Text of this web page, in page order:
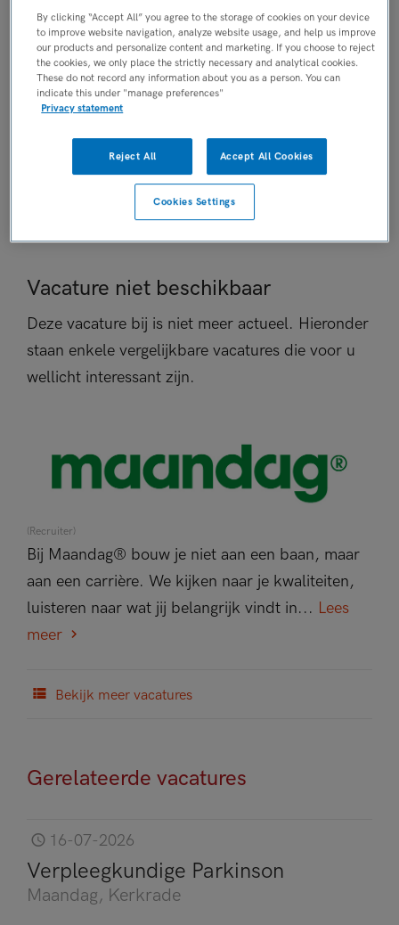
Niet nader bepaald
PLAATSINGSDATUM
5 februari 2025
NIVEAU
MBO
Vacature niet beschikbaar
Deze vacature bij is niet meer actueel. Hieronder
staan enkele vergelijkbare vacatures die voor u
wellicht interessant zijn.
(Recruiter)
Bij Maandag® bouw je niet aan een baan, maar
aan een carrière. We kijken naar je kwaliteiten,
luisteren naar wat jij belangrijk vindt in... Lees
meer
Bekijk meer vacatures
Gerelateerde vacatures
16-07-2026
Verpleegkundige Parkinson
Maandag, Kerkrade
By clicking “Accept All” you agree to the storage of cookies on your device
to improve website navigation, analyze website usage, and help us improve
our products and personalize content and marketing. If you choose to reject
the cookies, we only place the strictly necessary and analytical cookies.
These do not record any information about you as a person. You can
indicate this under "manage preferences"
Privacy statement
Reject All Accept All Cookies
Cookies Settings